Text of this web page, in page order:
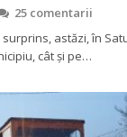
25 comentarii
astăzi, în
cât și pe…